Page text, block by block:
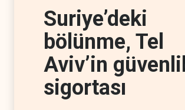
Suriye’deki
bölünme, Tel
Aviv’in
sigortası